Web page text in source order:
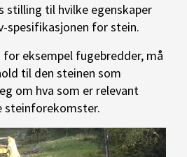
stilling til hvilke egenskaper
spesifikasjonen for stein.
eksempel fugebredder, må
til den steinen som
om hva som er relevant
steinforekomster.